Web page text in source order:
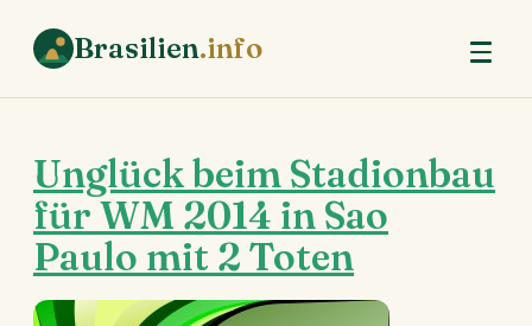
Brasilien.info
Unglück beim Stadionbau
für WM 2014 in Sao
Paulo mit 2 Toten